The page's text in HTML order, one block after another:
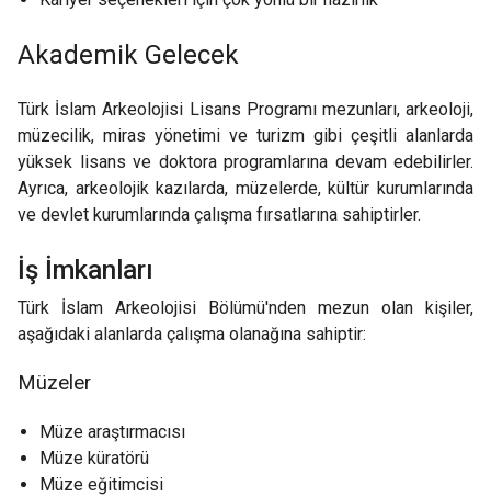
Akademik Gelecek
Türk İslam Arkeolojisi Lisans Programı mezunları, arkeoloji,
müzecilik, miras yönetimi ve turizm gibi çeşitli alanlarda
yüksek lisans ve doktora programlarına devam edebilirler.
Ayrıca, arkeolojik kazılarda, müzelerde, kültür kurumlarında
ve devlet kurumlarında çalışma fırsatlarına sahiptirler.
İş İmkanları
Türk İslam Arkeolojisi Bölümü'nden mezun olan kişiler,
aşağıdaki alanlarda çalışma olanağına sahiptir:
Müzeler
Müze araştırmacısı
Müze küratörü
Müze eğitimcisi